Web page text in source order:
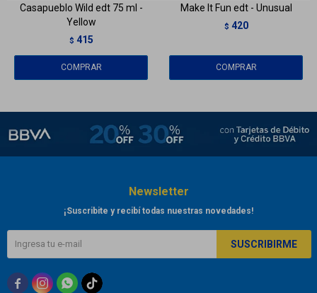
Casapueblo Wild edt 75 ml -
Yellow
$ 415
Make It Fun edt - Unusual
$ 420
Newsletter
¡Suscribite y recibí todas nuestras novedades!
SUSCRIBIRME
  